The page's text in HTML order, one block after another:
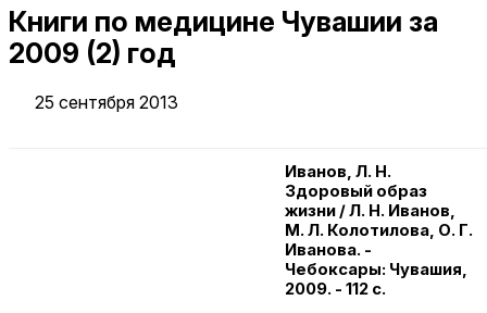
Книги по медицине Чувашии за
2009 (2) год
25 сентября 2013
Иванов, Л. Н.
Здоровый образ
жизни / Л. Н. Иванов,
М. Л. Колотилова, О. Г.
Иванова. -
Чебоксары: Чувашия,
2009. - 112 с.